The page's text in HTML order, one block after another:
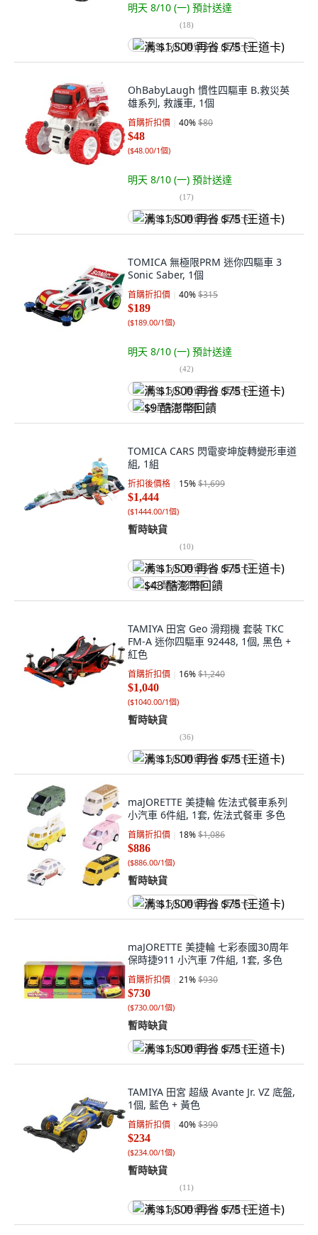
明天 8/10 (一) 預計送達
(18)
满 $1,500 再省 $75 (王道卡)
OhBabyLaugh 慣性四驅車 B.救災英
雄系列, 救護車, 1個
首購折扣價 40%$80
$48
($48.00/1個)
明天 8/10 (一) 預計送達
(17)
满 $1,500 再省 $75 (王道卡)
TOMICA 無極限PRM 迷你四驅車 3
Sonic Saber, 1個
首購折扣價 40%$315
$189
($189.00/1個)
明天 8/10 (一) 預計送達
(42)
满 $1,500 再省 $75 (王道卡)
$9 酷澎幣回饋
TOMICA CARS 閃電麥坤旋轉變形車道
組, 1組
折扣後價格 15%$1,699
$1,444
($1444.00/1個)
暫時缺貨
(10)
满 $1,500 再省 $75 (王道卡)
$43 酷澎幣回饋
TAMIYA 田宮 Geo 滑翔機 套裝 TKC
FM-A 迷你四驅車 92448, 1個, 黑色 +
紅色
首購折扣價 16%$1,240
$1,040
($1040.00/1個)
暫時缺貨
(36)
满 $1,500 再省 $75 (王道卡)
maJORETTE 美捷輪 佐法式餐車系列
小汽車 6件組, 1套, 佐法式餐車 多色
首購折扣價 18%$1,086
$886
($886.00/1個)
暫時缺貨
满 $1,500 再省 $75 (王道卡)
maJORETTE 美捷輪 七彩泰國30周年
保時捷911 小汽車 7件組, 1套, 多色
首購折扣價 21%$930
$730
($730.00/1個)
暫時缺貨
满 $1,500 再省 $75 (王道卡)
TAMIYA 田宮 超級 Avante Jr. VZ 底盤,
1個, 藍色 + 黃色
首購折扣價 40%$390
$234
($234.00/1個)
暫時缺貨
(11)
满 $1,500 再省 $75 (王道卡)